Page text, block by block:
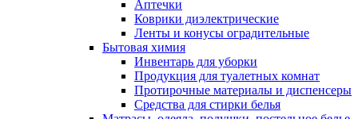
Аптечки
Коврики диэлектрические
Ленты и конусы оградительные
Бытовая химия
Инвентарь для уборки
Продукция для туалетных комнат
Протирочные материалы и диспенсеры
Средства для стирки белья